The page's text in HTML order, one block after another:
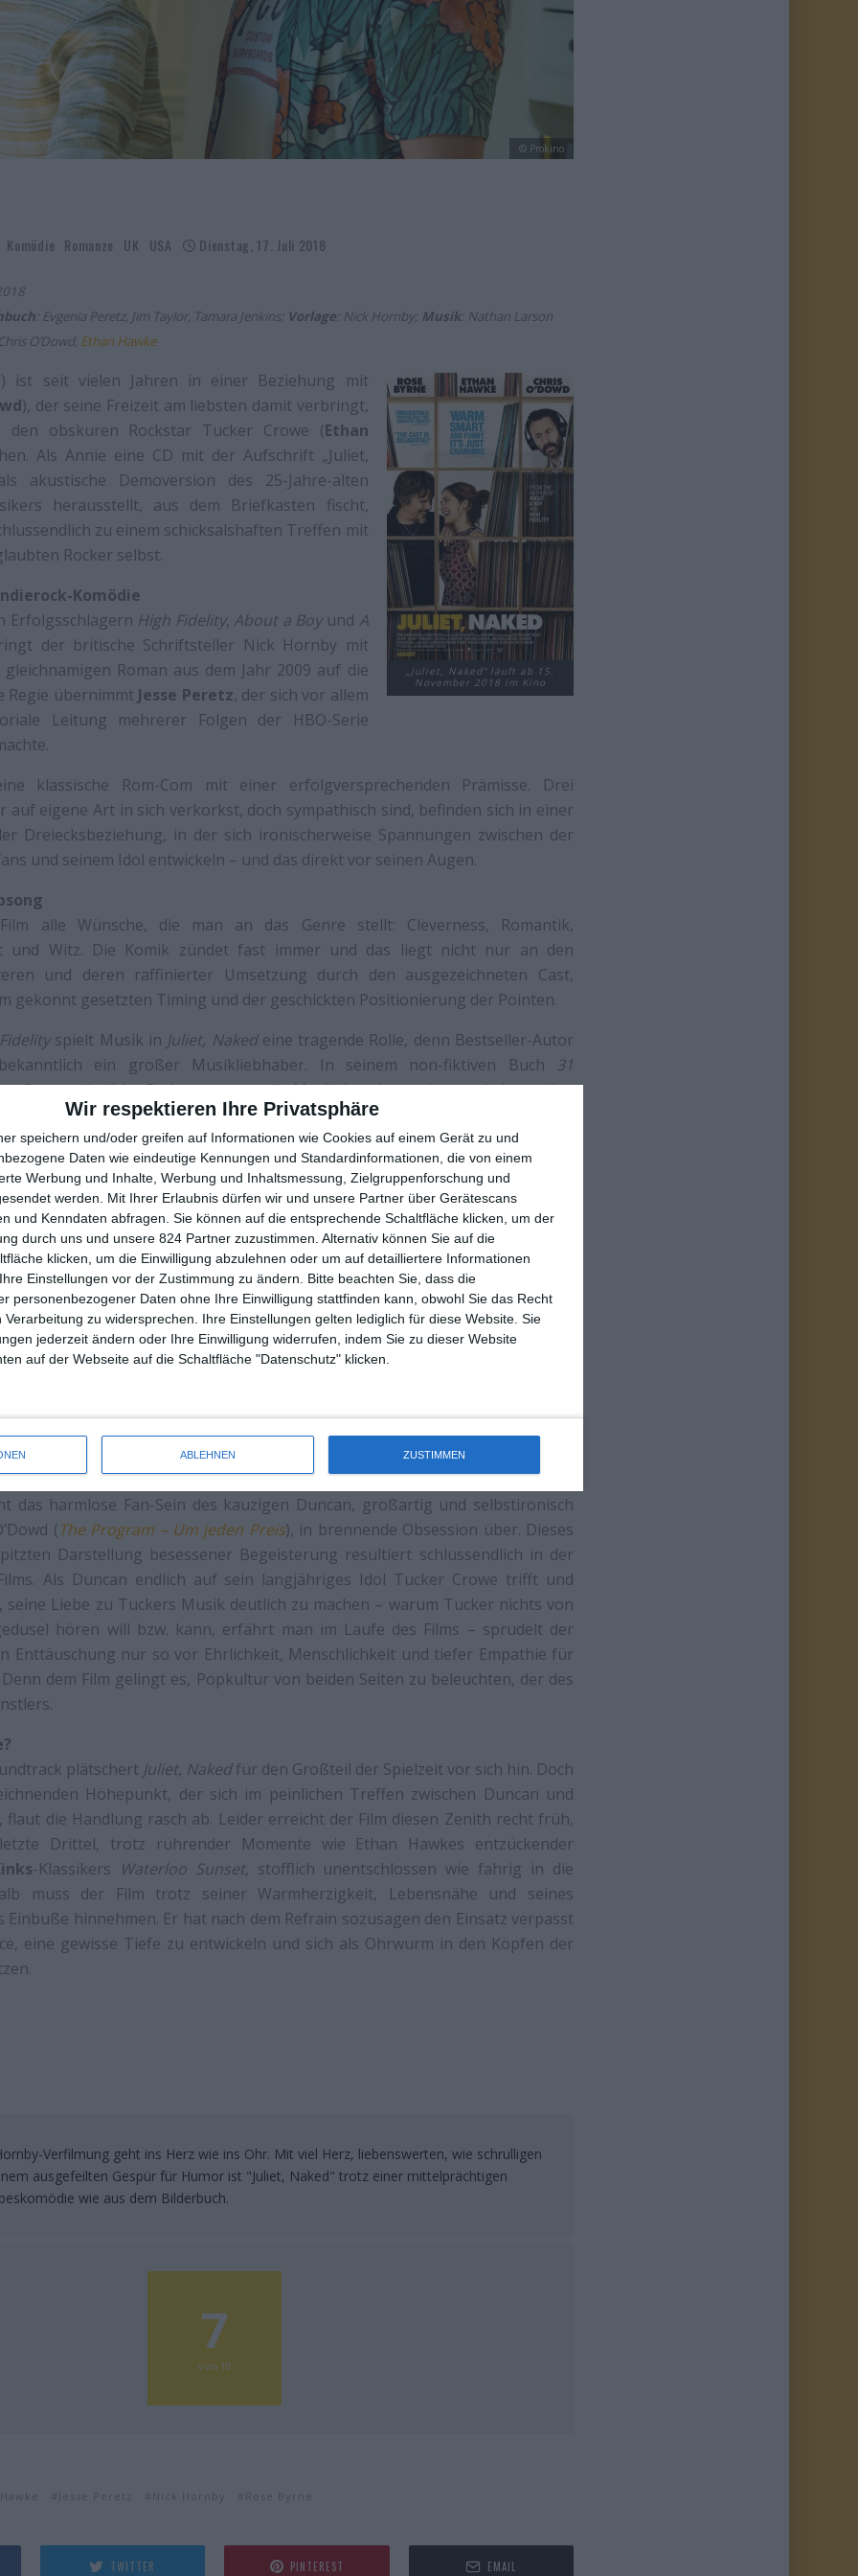
Wir respektieren Ihre Privatsphäre
speichern und/oder greifen auf Informationen wie Cookies auf einem Gerät zu und
Daten wie eindeutige Kennungen und Standardinformationen, die von einem
Werbung und Inhalte, Werbung und Inhaltsmessung, Zielgruppenforschung und
werden.
Mit Ihrer Erlaubnis dürfen wir und unsere Partner über Gerätescans
und Kenndaten abfragen. Sie können auf die entsprechende Schaltfläche klicken, um der
durch uns und unsere 824 Partner zuzustimmen. Alternativ können Sie auf die
klicken, um die Einwilligung abzulehnen oder um auf detailliertere Informationen
Einstellungen vor der Zustimmung zu ändern.
Bitte beachten Sie, dass die
personenbezogener Daten ohne Ihre Einwilligung stattfinden kann, obwohl Sie das Recht
Verarbeitung zu widersprechen. Ihre Einstellungen gelten lediglich für diese Website. Sie
jederzeit ändern oder Ihre Einwilligung widerrufen, indem Sie zu dieser Website
auf der Webseite auf die Schaltfläche "Datenschutz" klicken.
ABLEHNEN ZUSTIMMEN
© Prokino
Komödie Romanze UK USA Dienstag, 17. Juli 2018
: Evgenia Peretz, Jim Taylor, Tamara Jenkins; Vorlage: Nick Hornby; Musik: Nathan Larson
O’Dowd, Ethan Hawke
„Juliet, Naked“ läuft ab 15.
November 2018 im Kino
) ist seit vielen Jahren in einer Beziehung mit
), der seine Freizeit am liebsten damit verbringt,
den obskuren Rockstar Tucker Crowe (Ethan
Als Annie eine CD mit der Aufschrift „Juliet,
akustische Demoversion des 25-Jahre-alten
herausstellt, aus dem Briefkasten fischt,
zu einem schicksalshaften Treffen mit
Rocker selbst.
Komödie
Erfolgsschlagern High Fidelity, About a Boyund A
der britische Schriftsteller Nick Hornby mit
Roman aus dem Jahr 2009 auf die
Regie übernimmt Jesse Peretz, der sich vor allem
Leitung mehrerer Folgen der HBO-Serie
klassische Rom-Com mit einer erfolgversprechenden Prämisse. Drei
auf eigene Art in sich verkorkst, doch sympathisch sind, befinden sich in einer
Dreiecksbeziehung, in der sich ironischerweise Spannungen zwischen der
und seinem Idol entwickeln – und das direkt vor seinen Augen.
alle Wünsche, die man an das Genre stellt: Cleverness, Romantik,
und Witz. Die Komik zündet fast immer und das liegt nicht nur an den
und deren raffinierter Umsetzung durch den ausgezeichneten Cast,
gekonnt gesetzten Timing und der geschickten Positionierung der Pointen.
spielt Musik in Juliet, Nakedeine tragende Rolle, denn Bestseller-Autor
ein großer Musikliebhaber. In seinem non-fiktiven Buch 31
Bedeutung aus, die Musik in seinem eigenen Leben trägt.
es, die Wirkung von Musik auf das Leben realer Personen so gut zum
wie Hornby. Und dafür gibt es laut eigener Aussage einen triftigen Grund: „Ich
ich keine Popsongs schreiben kann.“
das harmlose Fan-Sein des kauzigen Duncan, großartig und selbstironisch
(The Program – Um jeden Preis), in brennende Obsession über. Dieses
Darstellung besessener Begeisterung resultiert schlussendlich in der
Als Duncan endlich auf sein langjähriges Idol Tucker Crowe trifft und
seine Liebe zu Tuckers Musik deutlich zu machen – warum Tucker nichts von
hören will bzw. kann, erfährt man im Laufe des Films – sprudelt der
Enttäuschung nur so vor Ehrlichkeit, Menschlichkeit und tiefer Empathie für
dem Film gelingt es, Popkultur von beiden Seiten zu beleuchten, der des
plätschert Juliet, Nakedfür den Großteil der Spielzeit vor sich hin. Doch
Höhepunkt, der sich im peinlichen Treffen zwischen Duncan und
die Handlung rasch ab. Leider erreicht der Film diesen Zenith recht früh,
Drittel, trotz rührender Momente wie Ethan Hawkes entzückender
-Klassikers Waterloo Sunset, stofflich unentschlossen wie fahrig in die
muss der Film trotz seiner Warmherzigkeit, Lebensnähe und seines
hinnehmen. Er hat nach dem Refrain sozusagen den Einsatz verpasst
eine gewisse Tiefe zu entwickeln und sich als Ohrwurm in den Köpfen der
Verfilmung geht ins Herz wie ins Ohr. Mit viel Herz, liebenswerten, wie schrulligen
ausgefeilten Gespür für Humor ist "Juliet, Naked" trotz einer mittelprächtigen
wie aus dem Bilderbuch.
7
von 10
Jesse Peretz Nick Hornby Rose Byrne
TWITTER PINTEREST EMAIL